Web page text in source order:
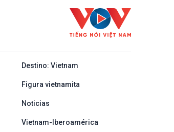
Destino: Vietnam
Figura vietnamita
Noticias
Vietnam-Iberoamérica